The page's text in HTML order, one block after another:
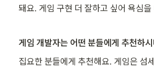
돼요. 게임 구현 더 잘하고 싶어 욕심을
게임 개발자는 어떤 분들에게 추천하
집요한 분들에게 추천해요. 게임은 섬